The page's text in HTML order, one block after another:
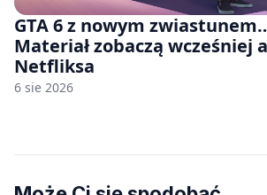
GTA 6 z nowym
Materiał zobaczą wcześniej
Netfliksa
6 sie 2026